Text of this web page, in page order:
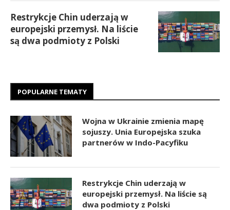
Restrykcje Chin uderzają w
europejski przemysł. Na liście
są dwa podmioty z Polski
POPULARNE TEMATY
Wojna w Ukrainie zmienia mapę
sojuszy. Unia Europejska szuka
partnerów w Indo-Pacyfiku
Restrykcje Chin uderzają w
europejski przemysł. Na liście są
dwa podmioty z Polski